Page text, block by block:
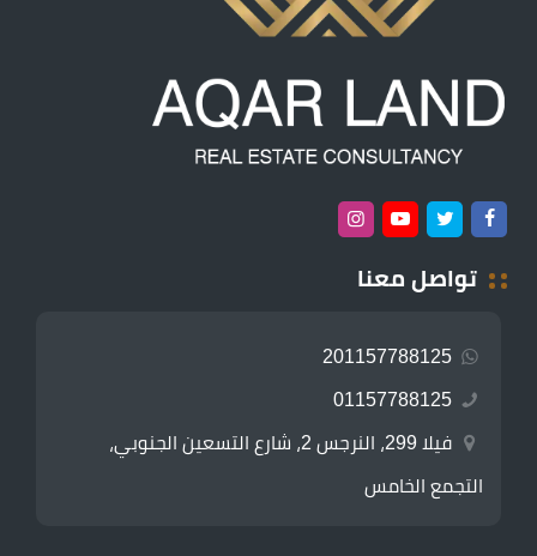
تواصل معنا
201157788125
01157788125
فيلا 299، النرجس 2، شارع التسعين الجنوبي،
التجمع الخامس